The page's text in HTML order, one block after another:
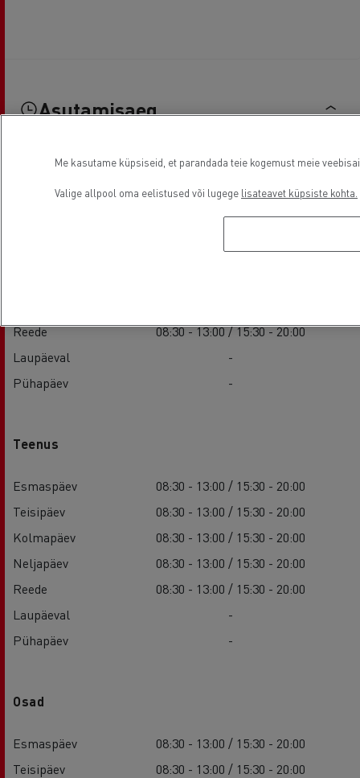
Asutamisaeg
08:30 - 13:00 / 15:30 - 20:00
Reede
08:30 - 13:00 / 15:30 - 20:00
Laupäeval
-
Pühapäev
-
Teenus
Esmaspäev
08:30 - 13:00 / 15:30 - 20:00
Teisipäev
08:30 - 13:00 / 15:30 - 20:00
Kolmapäev
08:30 - 13:00 / 15:30 - 20:00
Neljapäev
08:30 - 13:00 / 15:30 - 20:00
Reede
08:30 - 13:00 / 15:30 - 20:00
Laupäeval
-
Pühapäev
-
Osad
Esmaspäev
08:30 - 13:00 / 15:30 - 20:00
Teisipäev
08:30 - 13:00 / 15:30 - 20:00
Me kasutame küpsiseid, et parandada teie kogemust meie
Valige allpool oma eelistused või lugege lisateavet küpsiste kohta.